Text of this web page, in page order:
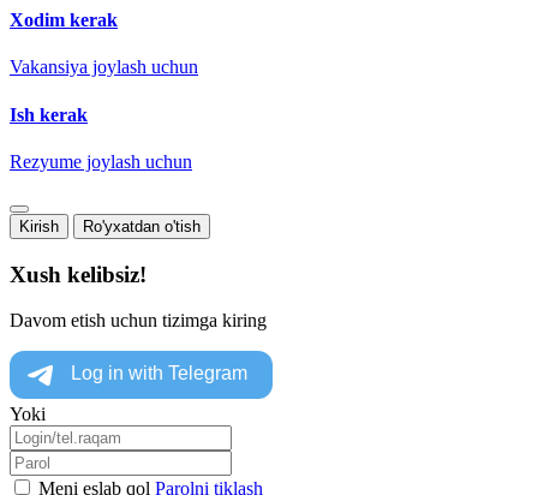
Xodim kerak
Vakansiya joylash uchun
Ish kerak
Rezyume joylash uchun
Kirish Ro'yxatdan o'tish
Xush kelibsiz!
Davom etish uchun tizimga kiring
Yoki
Meni eslab qol Parolni tiklash